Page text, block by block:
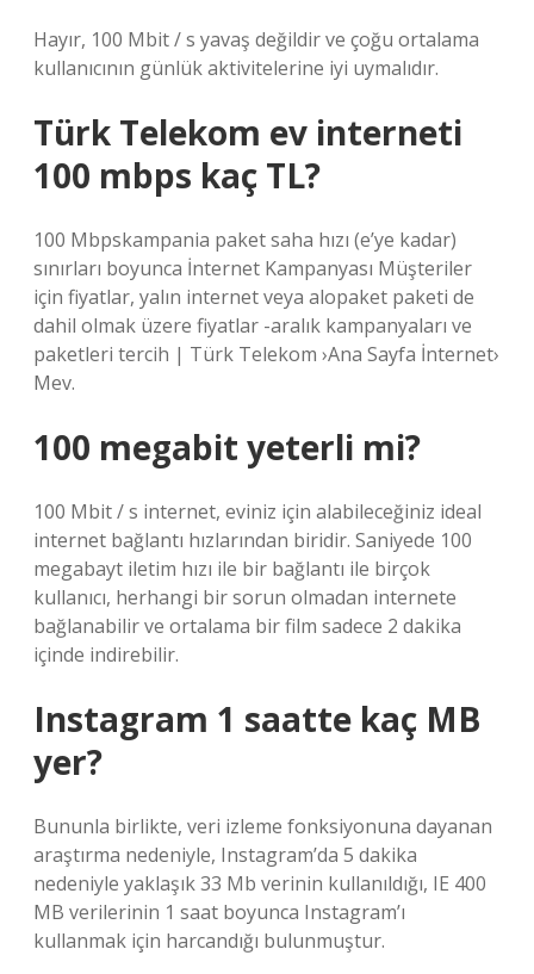
Hayır, 100 Mbit / s yavaş değildir ve çoğu ortalama
kullanıcının günlük aktivitelerine iyi uymalıdır.
Türk Telekom ev interneti
100 mbps kaç TL?
100 Mbpskampania paket saha hızı (e’ye kadar)
sınırları boyunca İnternet Kampanyası Müşteriler
için fiyatlar, yalın internet veya alopaket paketi de
dahil olmak üzere fiyatlar -aralık kampanyaları ve
paketleri tercih | Türk Telekom ›Ana Sayfa İnternet›
Mev.
100 megabit yeterli mi?
100 Mbit / s internet, eviniz için alabileceğiniz ideal
internet bağlantı hızlarından biridir. Saniyede 100
megabayt iletim hızı ile bir bağlantı ile birçok
kullanıcı, herhangi bir sorun olmadan internete
bağlanabilir ve ortalama bir film sadece 2 dakika
içinde indirebilir.
Instagram 1 saatte kaç MB
yer?
Bununla birlikte, veri izleme fonksiyonuna dayanan
araştırma nedeniyle, Instagram’da 5 dakika
nedeniyle yaklaşık 33 Mb verinin kullanıldığı, IE 400
MB verilerinin 1 saat boyunca Instagram’ı
kullanmak için harcandığı bulunmuştur.